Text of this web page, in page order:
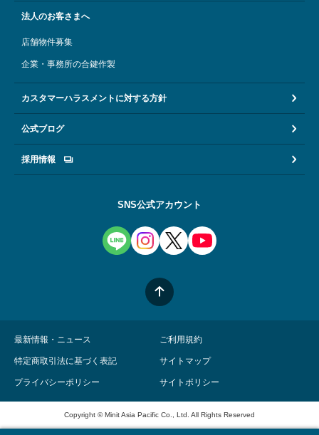
法人のお客さまへ
店舗物件募集
企業・事務所の合鍵作製
カスタマーハラスメントに対する方針
公式ブログ
採用情報
SNS公式アカウント
最新情報・ニュース ご利用規約
特定商取引法に基づく表記 サイトマップ
プライバシーポリシー サイトポリシー
Copyright © Minit Asia Pacific Co., Ltd. All Rights Reserved